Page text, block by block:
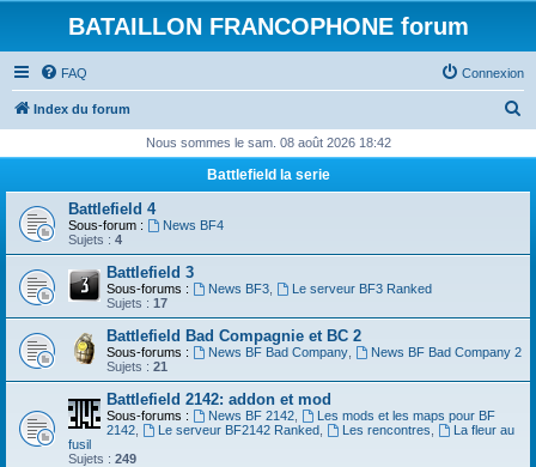
BATAILLON FRANCOPHONE forum
FAQ Connexion
Index du forum
h
r
Nous sommes le sam. 08 août 2026 18:42
Battlefield la serie
Battlefield 4
Sous-forum :
News BF4
Sujets : 4
Battlefield 3
Sous-forums : News BF3,
Le serveur BF3 Ranked
Sujets : 17
Battlefield Bad Compagnie et BC 2
Sous-forums : News BF Bad Company,
News BF Bad Company 2
Sujets : 21
Battlefield 2142: addon et mod
Sous-forums : News BF 2142,
Les mods et les maps pour BF
2142
Le serveur BF2142 Ranked, Les rencontres
La fleur au
fusil
Sujets : 249